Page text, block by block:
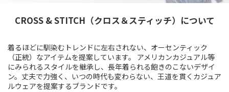
CROSS & STITCH（クロス＆スティッチ）について
着るほどに馴染むトレンドに左右されない、オーセンティック
（正統）なアイテムを提案しています。 アメリカンカジュアル等
にみられるスタイルを継承し、長年着られる飽きのこないデザイ
ン。丈夫で力強く、いつの時代も変わらない、王道を貫くカジュア
ルウェアを提案するブランドです。